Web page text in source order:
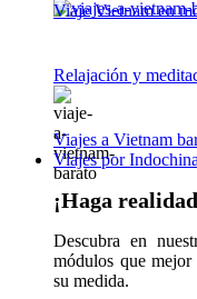
Viaje Vietnam en
Relajación y
Viajes a Vietnam
Viajes por
¡Haga
Descubra en
módulos que
su medida.